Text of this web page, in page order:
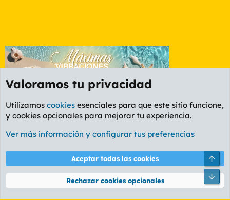
Foro Rapiñas
Cookies
PL OLDSTYLE AMARILLO
Términos y reglas Política de privacidad Ayuda
Community platform by XenForo® © 2010-2026 XenForo Ltd.
Valoramos tu privacidad
Utilizamos cookies esenciales para que este sitio funcione,
y cookies opcionales para mejorar tu experiencia.
Ver más información y configurar tus preferencias
Aceptar todas las cookies
Rechazar cookies opcionales
Pie